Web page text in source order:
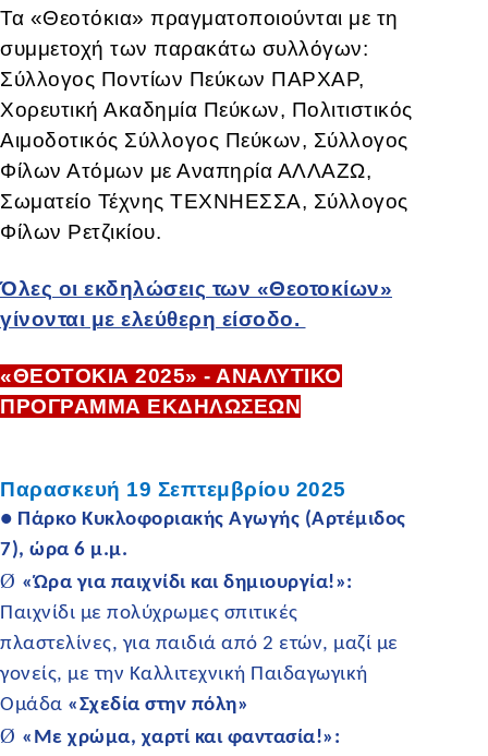
Τα «Θεοτόκια» πραγματοποιούνται με τη
συμμετοχή των παρακάτω συλλόγων:
Σύλλογος Ποντίων Πεύκων ΠΑΡΧΑΡ,
Χορευτική Ακαδημία Πεύκων, Πολιτιστικός
Αιμοδοτικός Σύλλογος Πεύκων, Σύλλογος
Φίλων Ατόμων με Αναπηρία ΑΛΛΑΖΩ,
Σωματείο Τέχνης ΤΕΧΝΗΕΣΣΑ, Σύλλογος
Φίλων Ρετζικίου.
Όλες οι εκδηλώσεις των «Θεοτοκίων»
γίνονται με ελεύθερη είσοδο.
«ΘΕΟΤΟΚΙΑ 2025» - ΑΝΑΛΥΤΙΚΟ
ΠΡΟΓΡΑΜΜΑ ΕΚΔΗΛΩΣΕΩΝ
Παρασκευή 19 Σεπτεμβρίου 2025
● Πάρκο Κυκλοφοριακής Αγωγής (Αρτέμιδος
7), ώρα 6 μ.μ.
Ø «Ώρα για παιχνίδι και δημιουργία!»:
Παιχνίδι με πολύχρωμες σπιτικές
πλαστελίνες, για παιδιά από 2 ετών, μαζί με
γονείς, με την Καλλιτεχνική Παιδαγωγική
Ομάδα «Σχεδία στην πόλη»
Ø «Με χρώμα, χαρτί και φαντασία!»: